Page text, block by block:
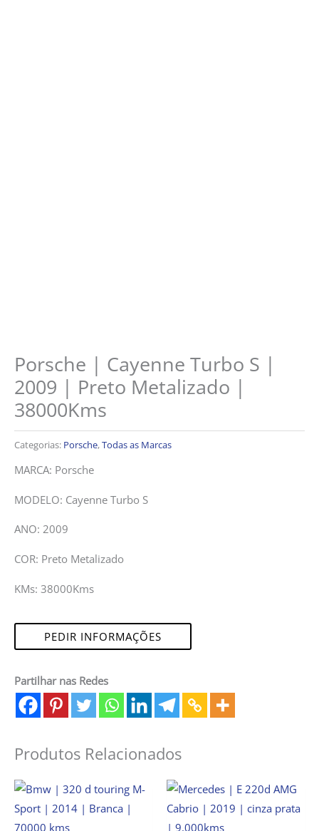
Porsche | Cayenne Turbo S |
2009 | Preto Metalizado |
38000Kms
Categorias: Porsche,Todas as Marcas
MARCA: Porsche
MODELO: Cayenne Turbo S
ANO: 2009
COR: Preto Metalizado
KMs: 38000Kms
PEDIR INFORMAÇÕES
Partilhar nas Redes
Produtos Relacionados